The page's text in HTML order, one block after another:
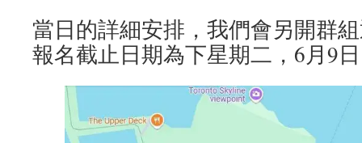
當日的詳細安排，我們會另開群
報名截止日期為下星期二，6月9